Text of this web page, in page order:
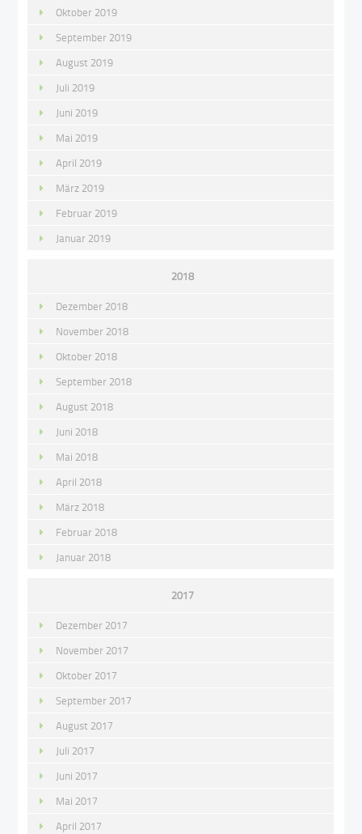
Oktober 2019
September 2019
August 2019
Juli 2019
Juni 2019
Mai 2019
April 2019
März 2019
Februar 2019
Januar 2019
2018
Dezember 2018
November 2018
Oktober 2018
September 2018
August 2018
Juni 2018
Mai 2018
April 2018
März 2018
Februar 2018
Januar 2018
2017
Dezember 2017
November 2017
Oktober 2017
September 2017
August 2017
Juli 2017
Juni 2017
Mai 2017
April 2017